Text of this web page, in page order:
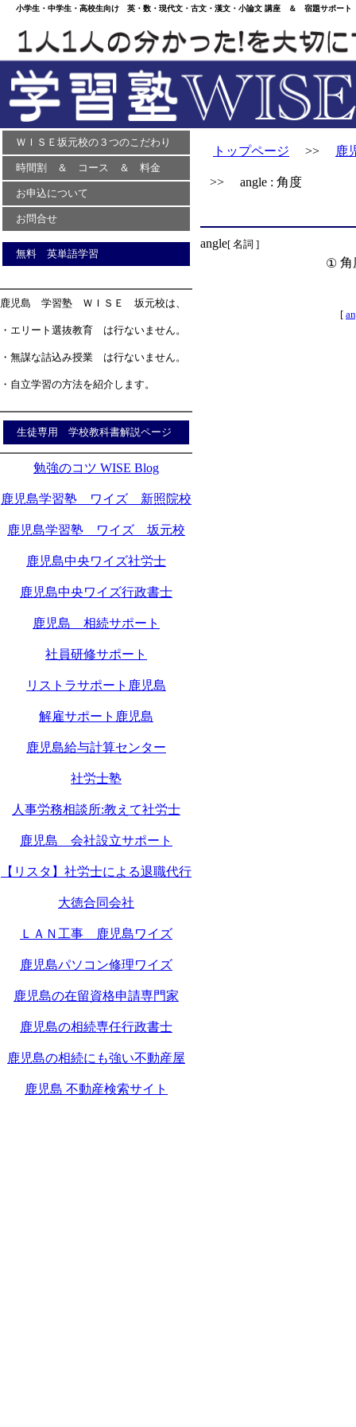
小学生・中学生・高校生向け 英・数・現代文・古文・漢文・小論文 講座 ＆ 宿題サポー
ＷＩＳＥ坂元校の３つのこだわり
時間割 ＆ コース ＆ 料金
お申込について
お問合せ
無料 英単語学習
鹿児島 学習塾 ＷＩＳＥ 坂元校は、
・エリート選抜教育 は行ないません。
・無謀な詰込み授業 は行ないません。
・自立学習の方法を紹介します。
生徒専用 学校教科書解説ページ
勉強のコツ WISE Blog
鹿児島学習塾 ワイズ 新照院校
鹿児島学習塾 ワイズ 坂元校
鹿児島中央ワイズ社労士
鹿児島中央ワイズ行政書士
鹿児島 相続サポート
社員研修サポート
リストラサポート鹿児島
解雇サポート鹿児島
鹿児島給与計算センター
社労士塾
人事労務相談所:教えて社労士
鹿児島 会社設立サポート
【リスタ】社労士による退職代行
大徳合同会社
ＬＡＮ工事 鹿児島ワイズ
鹿児島パソコン修理ワイズ
鹿児島の在留資格申請専門家
鹿児島の相続専任行政書士
鹿児島の相続にも強い不動産屋
鹿児島 不動産検索サイト
トップページ >> 鹿
>> angle : 角度
angle[ 名詞 ]
① 角
[